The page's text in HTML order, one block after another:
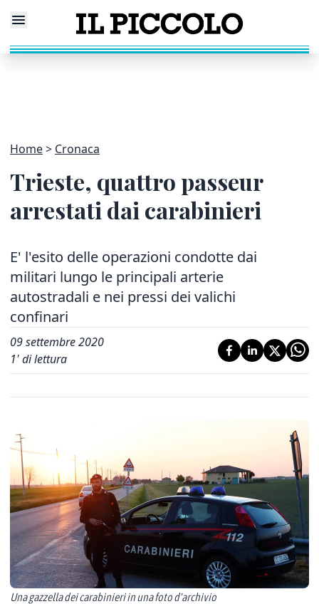
Home Cronaca
Trieste, quattro passeur
arrestati dai carabinieri
E' l'esito delle operazioni condotte dai
militari lungo le principali arterie
autostradali e nei pressi dei valichi
confinari
09 settembre 2020
1' di lettura
Una gazzella dei carabinieri in una foto d'archivio